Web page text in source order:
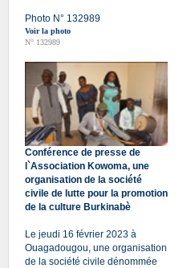
Photo N° 132989
Voir la photo
N° 132989
Conférence de presse de
l`Association Kowoma, une
organisation de la société
civile de lutte pour la promotion
de la culture Burkinabè
Le jeudi 16 février 2023 à
Ouagadougou, une organisation
de la société civile dénommée